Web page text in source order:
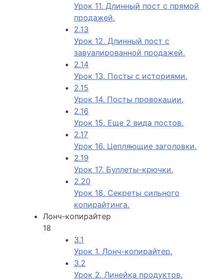
Урок 11. Длинный пост с прямой
продажей.
2.13
Урок 12. Длинный пост с
завуалированной продажей.
2.14
Урок 13. Посты с историями.
2.15
Урок 14. Посты провокации.
2.16
Урок 15. Еще 2 вида постов.
2.17
Урок 16. Цепляющие заголовки.
2.19
Урок 17. Буллеты-крючки.
2.20
Урок 18. Секреты сильного
копирайтинга.
Лонч-копирайтер
18
3.1
Урок 1. Лонч-копирайтер.
3.2
Урок 2. Линейка продуктов.